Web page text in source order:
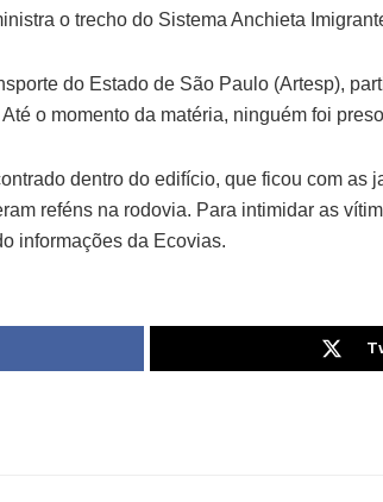
o trecho do Sistema Anchieta
do Estado de São Paulo (Artesp),
o momento da matéria, ninguém foi
dentro do edifício, que ficou com as
reféns na rodovia. Para intimidar as
informações da Ecovias.